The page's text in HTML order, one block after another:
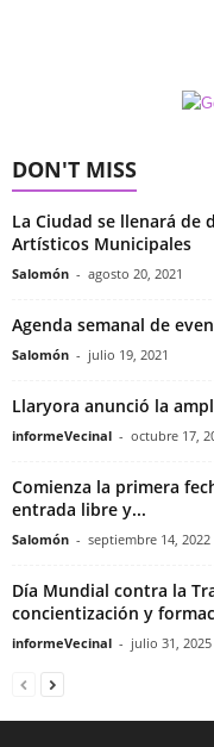
DON'T MISS
La Ciudad se llenará de
Artísticos Municipales
Salomón - agosto 20, 2021
Agenda semanal de
Salomón - julio 19, 2021
Llaryora anunció la
informeVecinal - octubre 17,
Comienza la primera
entrada libre y...
Salomón - septiembre 14, 2022
Día Mundial contra la
concientización y
informeVecinal - julio 31, 2025